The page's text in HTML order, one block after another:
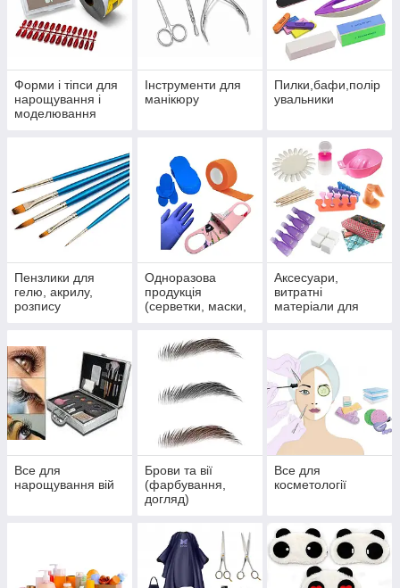
Форми і тіпси для
нарощування і
моделювання
Інструменти для
манікюру
Пилки,бафи,полір
увальники
Пензлики для
гелю, акрилу,
розпису
Одноразова
продукція
(серветки, маски,
Аксесуари,
витратні
матеріали для
Все для
нарощування вій
Брови та вії
(фарбування,
догляд)
Все для
косметології